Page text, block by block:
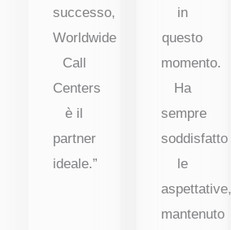
successo,
Worldwide
Call
Centers
è il
partner
ideale.”
in
questo
momento.
Ha
sempre
soddisfatto
le
aspettative,
mantenuto